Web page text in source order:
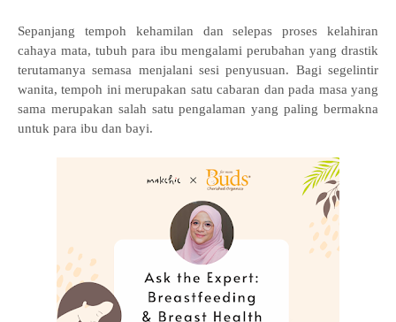
Sepanjang tempoh kehamilan dan selepas proses kelahiran
cahaya mata, tubuh para ibu mengalami perubahan yang drastik
terutamanya semasa menjalani sesi penyusuan. Bagi segelintir
wanita, tempoh ini merupakan satu cabaran dan pada masa yang
sama merupakan salah satu pengalaman yang paling bermakna
untuk para ibu dan bayi.